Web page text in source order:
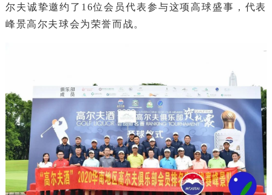
尔夫诚挚邀约了16位会员代表参与这项高球盛事，代表
峰景高尔夫球会为荣誉而战。